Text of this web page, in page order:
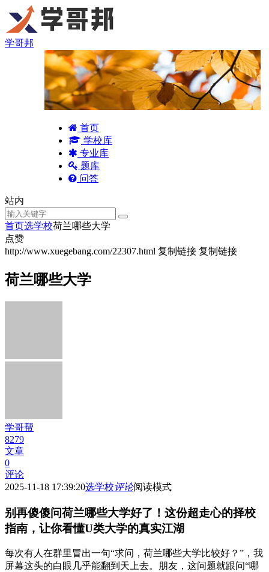
学哥邦
首页
学校库
专业库
题库
问答
站内
首页选学校荷兰哪些大学
点赞
http://www.xuegebang.com/22307.html 复制链接 复制链接
荷兰哪些大学
学哥帮
8279
文章
0
评论
2025-11-18 17:39:20选学校评论阅读模式
别再傻傻问荷兰哪些大学好了！这份超走心的择校
指南，让你看懂U类大学的真实江湖
每次有人在群里冒出一句“求问，荷兰哪些大学比较好？”，我
屏幕这头的白眼几乎能翻到天上去。朋友，这问题就跟问“哪